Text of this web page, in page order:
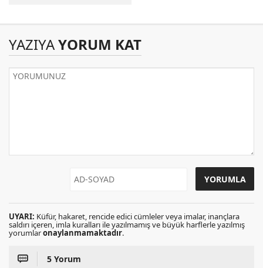
YAZIYAYORUM KAT
UYARI: Küfür, hakaret, rencide edici cümleler veya imalar, inançlara
saldırı içeren, imla kuralları ile yazılmamış ve büyük harflerle yazılmış
yorumlaronaylanmamaktadır.
5 Yorum